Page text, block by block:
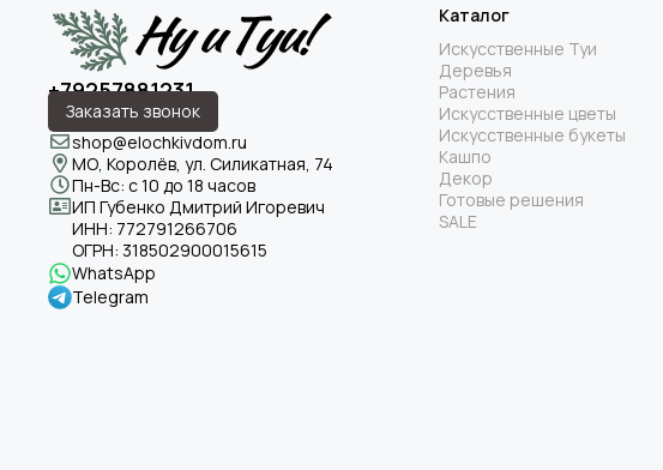
+79257881231
Заказать звонок
shop@elochkivdom.ru
МО, Королёв, ул. Силикатная, 74
Пн-Вс: с 10 до 18 часов
ИП Губенко Дмитрий Игоревич
ИНН: 772791266706
ОГРН: 318502900015615
WhatsApp
Telegram
Каталог
Искусственные Туи
Деревья
Растения
Искусственные цветы
Искусственные букеты
Кашпо
Декор
Готовые решения
SALE